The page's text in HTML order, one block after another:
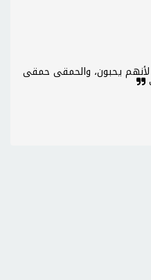
يحبون، والحمقى حمقى